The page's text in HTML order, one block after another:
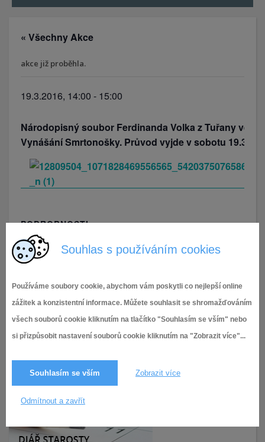
Souhlas s používáním cookies
Používáme soubory cookie, abychom vám poskytli co nejlepší online
zážitek a konzistentní informace. Můžete souhlasit se shromažďováním
všech souborů cookie kliknutím na tlačítko "Souhlasím se vším" nebo
si přizpůsobit nastavení souborů cookie kliknutím na "Zobrazit více"...
Souhlasím se vším Zobrazit více
Odmítnout a zavřít
« Všechny Akce
akce již proběhla.
19.3.2016, 14:00 - 15:00
Národopisný soubor Ferdinanda Volka z Tuřany ve
Vynášání Smrtonošky. Průvod vyjde v sobotu
PODROBNOSTI
Datum:
19.3.2016
14:00 - 15:00
Ukliďme přírodní památku
Soutěž o nejlepší